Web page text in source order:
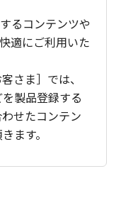
るコンテンツや
適にご利用いた
さま］では、
製品登録する
せたコンテン
ます。